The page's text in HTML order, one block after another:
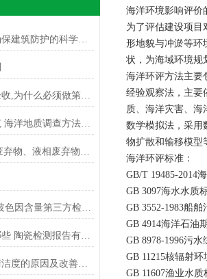
防水涂料检测：确保建筑防护的科学手段
幼儿园塑胶场地验收,为什么必须做第三方专项检测
海洋地质调查规范 海洋地质调查方法介绍
矿山“三废”-气相废弃物、液相废弃物和固相废弃物
玻色因含量检测-玻色因含量第三方检测机构
陶瓷检测机构有哪些 陶瓷检测报告有效期几年 陶瓷检测的内容
影响发动机曲轴清洁度的原因及改善方案
海洋环境影响评价
为了评估建设项目
形地貌与冲淤等环
状，为海域环境规
海洋环评方法主要
经验观察法，主要
质、海洋灾害、海
数学模拟法，采用
物扩散和输移模型
海洋环评标准：
GB/T 19485-2014
GB 3097海水水质
GB 3552-1983船
GB 4914海洋石油
GB 8978-1996污
GB 11215核辐射
GB 11607渔业水质